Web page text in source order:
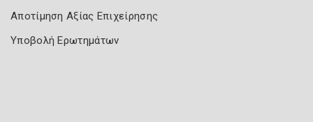
Αποτίμηση Αξίας Επιχείρησης
Υποβολή Ερωτημάτων